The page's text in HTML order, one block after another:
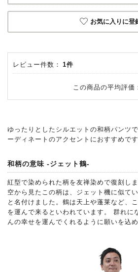
お気に入りに登
レビュー件数： 1件
この商品の平均評価
ゆったりとしたシルエットの和柄パンツ
ーディネートのアクセントにおすすめです
和柄の意味 -ジェット鶴-
紅型で染められた柄を友禅染めで復刻し
空から見たこの柄は、ジェット機に似て
と名付けました。鶴は天上や蓬莱など、
を運んで来るといわれています。 群れに
んの幸せを運んでくれるように願いを込め